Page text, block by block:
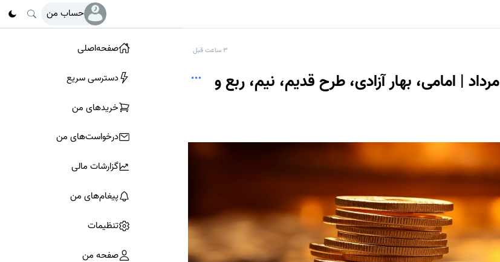
حساب من
3 ساعت قبل
قیمت سکه امروز 17 مرداد | امامی، بهار آزادی، طرح قدیم، نیم، ربع و
صفحه‌اصلی
دسترسی سریع
خرید‌های من
درخواست‌های من
گزارشات مالی
پیغام‌های من
تنظیمات
صفحه من